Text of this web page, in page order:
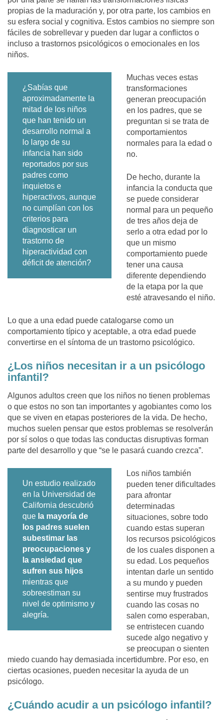
propias de la maduración y, por otra parte, los cambios en
su esfera social y cognitiva. Estos cambios no siempre son
fáciles de sobrellevar y pueden dar lugar a conflictos o
incluso a trastornos psicológicos o emocionales en los
niños.
¿Sabías que
aproximadamente la
mitad de los niños
que han tenido un
desarrollo normal a
lo largo de su
infancia han sido
reportados por sus
padres como
inquietos e
hiperactivos, aunque
no cumplían con los
criterios para
diagnosticar un
trastorno de
hiperactividad con
déficit de atención?
Muchas veces estas
transformaciones
generan preocupación
en los padres, que se
preguntan si se trata de
comportamientos
normales para la edad o
no.
De hecho, durante la
infancia la conducta que
se puede considerar
normal para un pequeño
de tres años deja de
serlo a otra edad por lo
que un mismo
comportamiento puede
tener una causa
diferente dependiendo
de la etapa por la que
esté atravesando el niño.
Lo que a una edad puede catalogarse como un
comportamiento típico y aceptable, a otra edad puede
convertirse en el síntoma de un trastorno psicológico.
¿Los niños necesitan ir a un psicólogo
infantil?
Algunos adultos creen que los niños no tienen problemas
o que estos no son tan importantes y agobiantes como los
que se viven en etapas posteriores de la vida. De hecho,
muchos suelen pensar que estos problemas se resolverán
por sí solos o que todas las conductas disruptivas forman
parte del desarrollo y que “se le pasará cuando crezca”.
Un estudio realizado
en la Universidad de
California descubrió
que la mayoría de
los padres suelen
subestimar las
preocupaciones y
la ansiedad que
sufren sus hijos
mientras que
sobreestiman su
nivel de optimismo y
alegría.
Los niños también
pueden tener dificultades
para afrontar
determinadas
situaciones, sobre todo
cuando estas superan
los recursos psicológicos
de los cuales disponen a
su edad. Los pequeños
intentan darle un sentido
a su mundo y pueden
sentirse muy frustrados
cuando las cosas no
salen como esperaban,
se entristecen cuando
sucede algo negativo y
se preocupan o sienten
miedo cuando hay demasiada incertidumbre. Por eso, en
ciertas ocasiones, pueden necesitar la ayuda de un
psicólogo.
¿Cuándo acudir a un psicólogo infantil?